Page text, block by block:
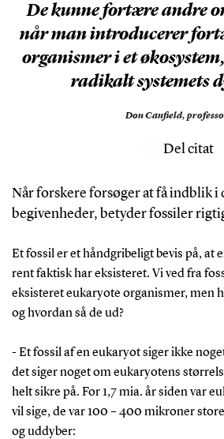
De kunne fortære andre
når man introducerer
organismer i et
radikalt systemets
Don Canfield,
Del citat
Når forskere forsøger at få indblik i
begivenheder, betyder fossiler
Et fossil er et håndgribeligt bevis på, at
rent faktisk har eksisteret. Vi ved fra
eksisteret eukaryote organismer, men
og hvordan så de ud?
- Et fossil af en eukaryot siger ikke
det siger noget om eukaryotens
helt sikre på. For 1,7 mia. år siden var
vil sige, de var 100 – 400 mikroner
og uddyber: